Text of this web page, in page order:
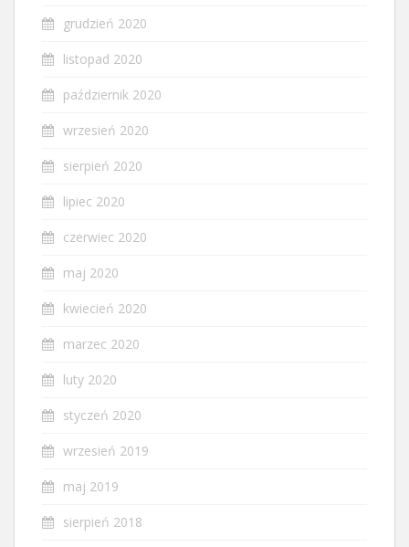
grudzień 2020
listopad 2020
październik 2020
wrzesień 2020
sierpień 2020
lipiec 2020
czerwiec 2020
maj 2020
kwiecień 2020
marzec 2020
luty 2020
styczeń 2020
wrzesień 2019
maj 2019
sierpień 2018